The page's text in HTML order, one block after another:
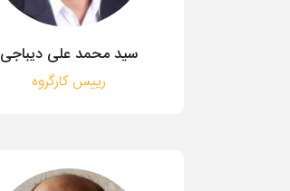
سید محمد علی دیباجی
رییس کارگروه